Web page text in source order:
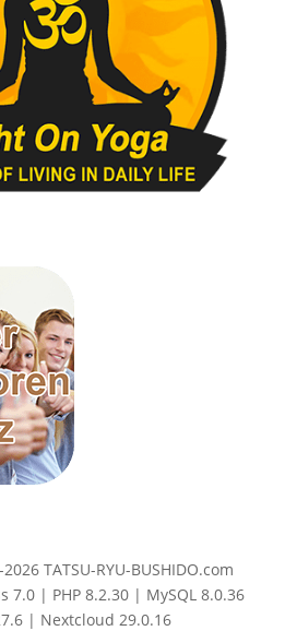
TATSU-RYU-BUSHIDO.com
7.0 | PHP 8.2.30 | MySQL 8.0.36
| Nextcloud 29.0.16